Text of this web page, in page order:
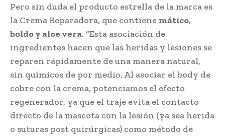
Pero sin duda el producto estrella de la marca es
la Crema Reparadora, que contiene mático,
boldo y aloe vera. “Esta asociación de
ingredientes hacen que las heridas y lesiones se
reparen rápidamente de una manera natural,
sin químicos de por medio. Al asociar el body de
cobre con la crema, potenciamos el efecto
regenerador, ya que el traje evita el contacto
directo de la mascota con la lesión (ya sea herida
o suturas post quirúrgicas) como método de